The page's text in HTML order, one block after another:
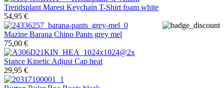
Trendsplant Marest Keychain T-Shirt foam white
54,95 €
Mazine Barana Chino Pants grey mel
75,00 €
Stance Kinetic Adjust Cap heat
29,95 €